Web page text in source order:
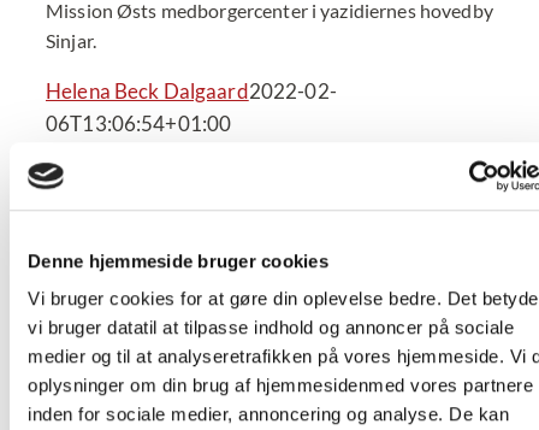
Denne hjemmeside bruger cookies
Vi bruger cookies for at gøre din oplevelse bedre. Det
vi bruger datatil at tilpasse indhold og annoncer på sociale
medier og til at analyseretrafikken på vores hjemmeside. Vi
oplysninger om din brug af hjemmesidenmed vores partnere
inden for sociale medier, annoncering og analyse. De kan
Mission Østs medborgercenter i yazidiernes hovedby
Sinjar.
Helena Beck Dalgaard2022-02-
06T13:06:54+01:00
Del denne historie!
Facebook
X LinkedInTumblrPinterest
E-
mail
Beslægtede indlæg